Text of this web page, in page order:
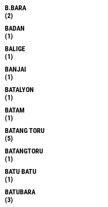
B.BARA
(2)
BADAN
(1)
BALIGE
(1)
BANJAI
(1)
BATALYON
(1)
BATAM
(1)
BATANG TORU
(5)
BATANGTORU
(1)
BATU BATU
(1)
BATUBARA
(3)